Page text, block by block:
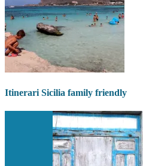
Itinerari Sicilia family friendly